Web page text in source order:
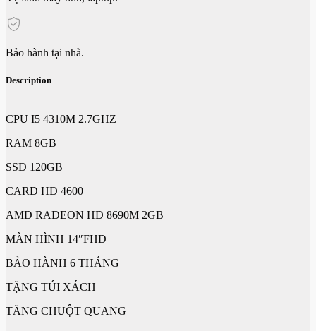
Bảo hành tại nhà.
Description
CPU I5 4310M 2.7GHZ
RAM 8GB
SSD 120GB
CARD HD 4600
AMD RADEON HD 8690M 2GB
MÀN HÌNH 14″FHD
BẢO HÀNH 6 THÁNG
TẶNG TÚI XÁCH
TĂNG CHUỘT QUANG